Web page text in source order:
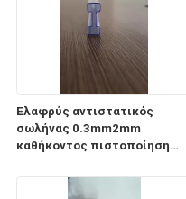
Ελαφρύς αντιστατικός
σωλήνας 0.3mm2mm
καθήκοντος πιστοποίηση